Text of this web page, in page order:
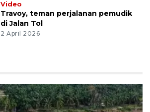
Video
Travoy, teman perjalanan pemudik
di Jalan Tol
2 April 2026